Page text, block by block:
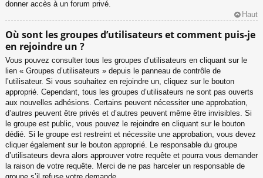
donner accès à un forum privé.
Haut
Où sont les groupes d’utilisateurs et comment puis-je
en rejoindre un ?
Vous pouvez consulter tous les groupes d’utilisateurs en cliquant sur le
lien « Groupes d’utilisateurs » depuis le panneau de contrôle de
l’utilisateur. Si vous souhaitez en rejoindre un, cliquez sur le bouton
approprié. Cependant, tous les groupes d’utilisateurs ne sont pas ouverts
aux nouvelles adhésions. Certains peuvent nécessiter une approbation,
d’autres peuvent être privés et d’autres peuvent même être invisibles. Si
le groupe est public, vous pouvez le rejoindre en cliquant sur le bouton
dédié. Si le groupe est restreint et nécessite une approbation, vous devez
cliquer également sur le bouton approprié. Le responsable du groupe
d’utilisateurs devra alors approuver votre requête et pourra vous demander
la raison de votre requête. Merci de ne pas harceler un responsable de